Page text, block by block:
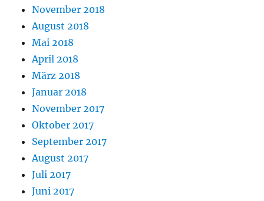
November 2018
August 2018
Mai 2018
April 2018
März 2018
Januar 2018
November 2017
Oktober 2017
September 2017
August 2017
Juli 2017
Juni 2017